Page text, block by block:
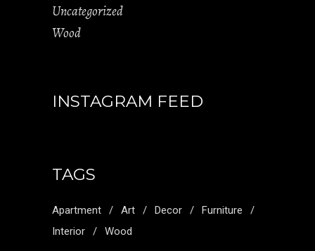
Uncategorized
Wood
INSTAGRAM FEED
TAGS
Apartment Art Decor
Furniture
Interior
Wood